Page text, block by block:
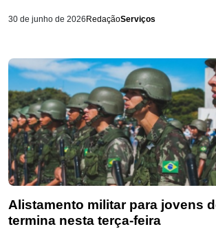
30 de junho de 2026 RedaçãoServiços
Alistamento militar para jovens
termina nesta terça-feira